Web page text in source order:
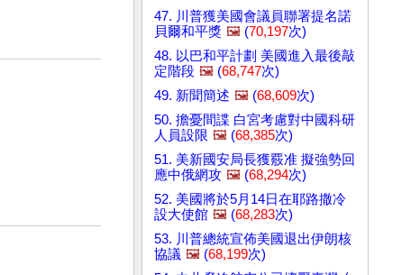
47. 川普獲美國會議員聯署提名諾
貝爾和平獎 🖼️ (70,197次)
48. 以巴和平計劃 美國進入最後敲
定階段 🖼️ (68,747次)
49. 新聞簡述 🖼️ (68,609次)
50. 擔憂間諜 白宮考慮對中國科研
人員設限 🖼️ (68,385次)
51. 美新國安局長獲覈准 擬強勢回
應中俄網攻 🖼️ (68,294次)
52. 美國將於5月14日在耶路撒冷
設大使館 🖼️ (68,283次)
53. 川普總統宣佈美國退出伊朗核
協議 🖼️ (68,199次)